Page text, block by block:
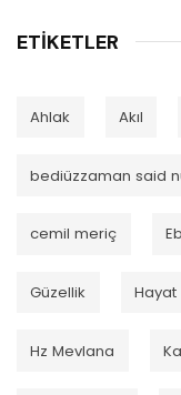
ETIKETLER
Ahlak Akıl
bediüzzaman said
cemil meriç
Güzellik Hayat
Hz Mevlana